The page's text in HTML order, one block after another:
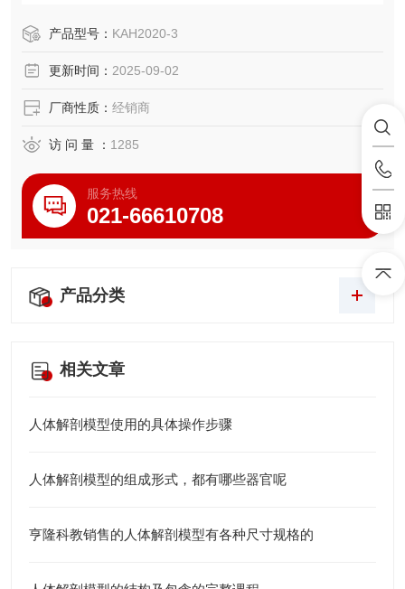
产品详细介绍：
串制成自然状态
产品型号： KAH2020-3
更新时间： 2025-09-02
厂商性质： 经销商
访 问 量 ： 1285
服务热线
021-66610708
产品分类
相关文章
人体解剖模型使用的具体操作步骤
人体解剖模型的组成形式，都有哪些器官呢
亨隆科教销售的人体解剖模型有各种尺寸规格的